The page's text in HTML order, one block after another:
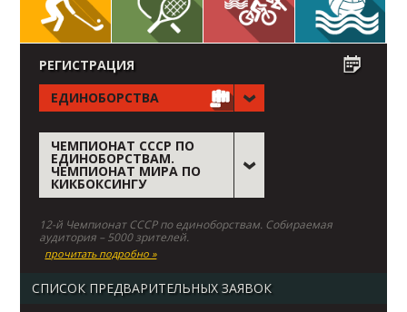
РЕГИСТРАЦИЯ
ЕДИНОБОРСТВА
ЧЕМПИОНАТ СССР ПО
ЕДИНОБОРСТВАМ.
ЧЕМПИОНАТ МИРА ПО
КИКБОКСИНГУ
12-й Чемпионат СССР по единоборствам. Собираемая
аудитория – 5000 зрителей.
прочитать подробно »
СПИСОК ПРЕДВАРИТЕЛЬНЫХ ЗАЯВОК